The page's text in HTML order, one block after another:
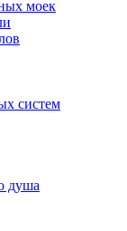
моек
систем
душа